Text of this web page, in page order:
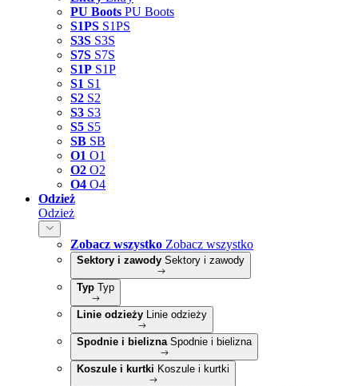
PU Boots PU Boots
S1PS S1PS
S3S S3S
S7S S7S
S1P S1P
S1 S1
S2 S2
S3 S3
S5 S5
SB SB
O1 O1
O2 O2
O4 O4
Odzież
Odzież
Zobacz wszystko Zobacz wszystko
Sektory i zawody Sektory i zawody
Typ Typ
Linie odzieży Linie odzieży
Spodnie i bielizna Spodnie i bielizna
Koszule i kurtki Koszule i kurtki